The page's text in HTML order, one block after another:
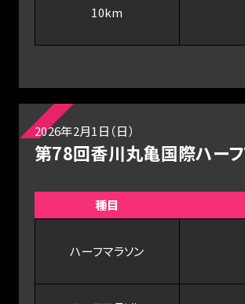
10km
2026年2月1日（日）
第78回香川丸亀国際ハー
種目
ハーフマラソン